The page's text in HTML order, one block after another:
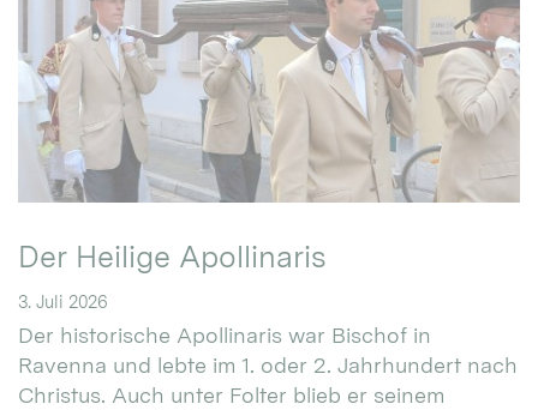
Der Heilige Apollinaris
3. Juli 2026
Der historische Apollinaris war Bischof in
Ravenna und lebte im 1. oder 2. Jahrhundert nach
Christus. Auch unter Folter blieb er seinem